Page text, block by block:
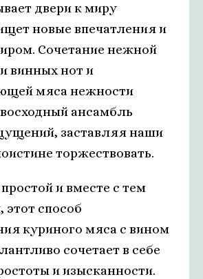
двери к миру
новые впечатления и
Сочетание нежной
винных нот и
мяса нежности
ансамбль
заставляя наши
торжествовать.
и вместе с тем
способ
куриного мяса с вином
сочетает в себе
и изысканности.